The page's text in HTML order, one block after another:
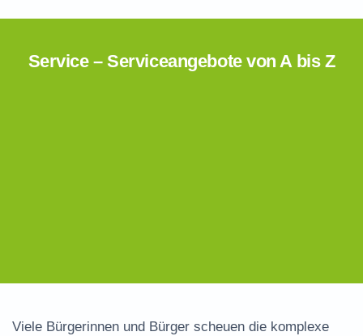
Service – Serviceangebote von A bis Z
Viele Bürgerinnen und Bürger scheuen die komplexe